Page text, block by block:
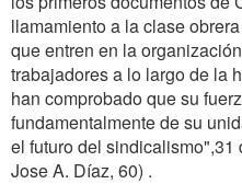
llamamiento a la clase
que entren en la
trabajadores a lo largo de la
han comprobado que su
fundamentalmente de su
el futuro del
Jose A. Díaz, 60) .